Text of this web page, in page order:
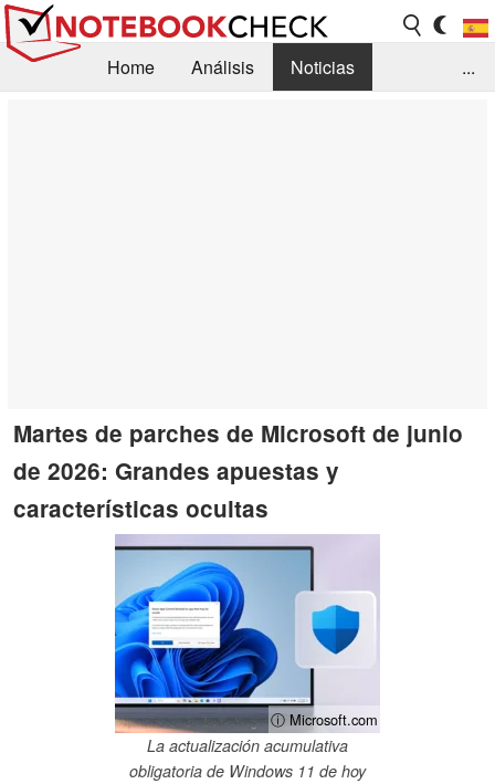
Home Análisis
Noticias
...
Martes de parches de Microsoft de junio
de 2026: Grandes apuestas y
características ocultas
ⓘ Microsoft.com
La actualización acumulativa
obligatoria de Windows 11 de hoy